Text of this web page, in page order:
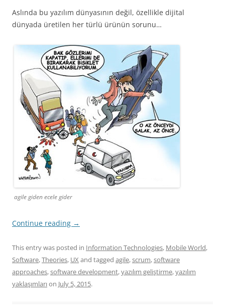
Aslında bu yazılım dünyasının değil, özellikle dijital
dünyada üretilen her türlü ürünün sorunu…
agile giden ecele gider
Continue reading →
This entry was posted in Information Technologies, Mobile World,
Software,Theories, UX and tagged agile,scrum,software
approaches,software development,yazılım geliştirme,yazılım
yaklaşımlarıon July 5, 2015.